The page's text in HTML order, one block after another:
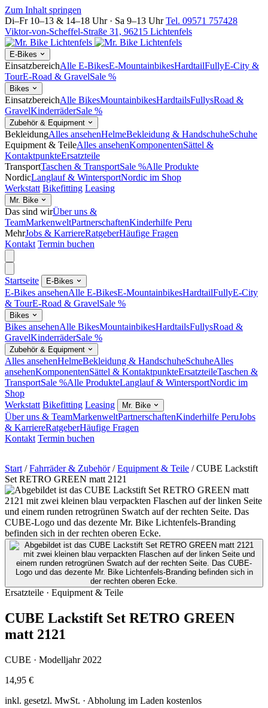
Zum Inhalt springen
Di–Fr 10–13 & 14–18 Uhr · Sa 9–13 Uhr Tel. 09571 757428
Viktor-von-Scheffel-Straße 31, 96215 Lichtenfels
E-Bikes
EinsatzbereichAlle E-BikesE-MountainbikesHardtailFullyE-City &
TourE-Road & GravelSale %
Bikes
EinsatzbereichAlle BikesMountainbikesHardtailsFullysRoad &
GravelKinderräderSale %
Zubehör & Equipment
BekleidungAlles ansehenHelmeBekleidung & HandschuheSchuhe
Equipment & TeileAlles ansehenKomponentenSättel &
KontaktpunkteErsatzteile
TransportTaschen & TransportSale %Alle Produkte
NordicLanglauf & WintersportNordic im Shop
Werkstatt Bikefitting Leasing
Mr. Bike
Das sind wirÜber uns &
TeamMarkenweltPartnerschaftenKinderhilfe Peru
MehrJobs & KarriereRatgeberHäufige Fragen
Kontakt Termin buchen
Startseite E-Bikes
E-Bikes ansehenAlle E-BikesE-MountainbikesHardtailFullyE-City
& TourE-Road & GravelSale %
Bikes
Bikes ansehenAlle BikesMountainbikesHardtailsFullysRoad &
GravelKinderräderSale %
Zubehör & Equipment
Alles ansehenHelmeBekleidung & HandschuheSchuheAlles
ansehenKomponentenSättel & KontaktpunkteErsatzteileTaschen &
TransportSale %Alle ProdukteLanglauf & WintersportNordic im
Shop
Werkstatt Bikefitting Leasing Mr. Bike
Über uns & TeamMarkenweltPartnerschaftenKinderhilfe PeruJobs
& KarriereRatgeberHäufige Fragen
Kontakt Termin buchen
Start / Fahrräder & Zubehör / Equipment & Teile /CUBE Lackstift
Set RETRO GREEN matt 2121
Ersatzteile · Equipment & Teile
CUBE Lackstift Set RETRO GREEN
matt 2121
CUBE · Modelljahr 2022
14,95 €
inkl. gesetzl. MwSt. · Abholung im Laden kostenlos